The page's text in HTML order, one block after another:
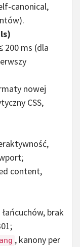
canonical,
200 ms (dla
nowej
CSS,
content,
brak
, kanony per